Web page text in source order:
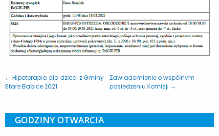
← Hipoterapia dla dzieci z Gminy
Stare Babice 2021
Zawiadomienie o wspólnym
posiedzeniu Komisji →
GODZINY OTWARCIA